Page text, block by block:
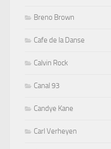
Breno Brown
Cafe de la Danse
Calvin Rock
Canal 93
Candye Kane
Carl Verheyen